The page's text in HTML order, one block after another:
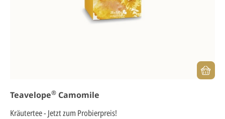
Teavelope® Camomile
Kräutertee - Jetzt zum Probierpreis!